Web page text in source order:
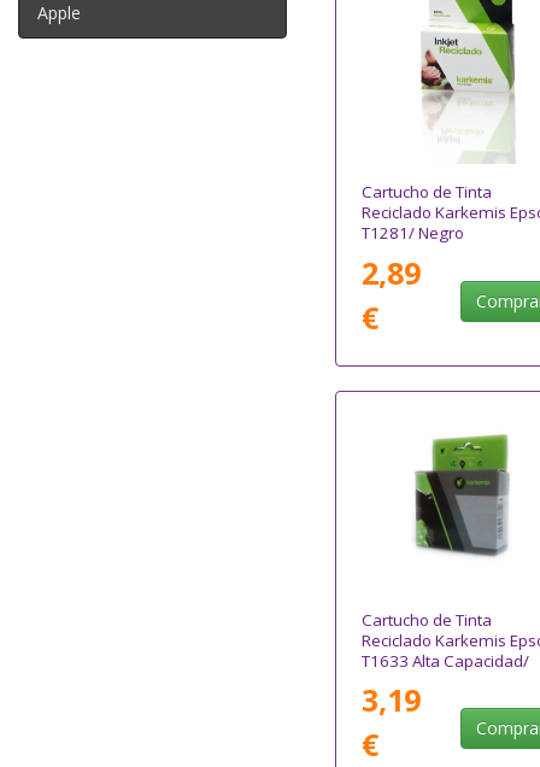
Apple
Cartucho de Tinta
Reciclado Karkemis
T1281/ Negro
2,89
€
Cartucho de Tinta
Reciclado Karkemis
T1633 Alta Capacidad/
3,19
€